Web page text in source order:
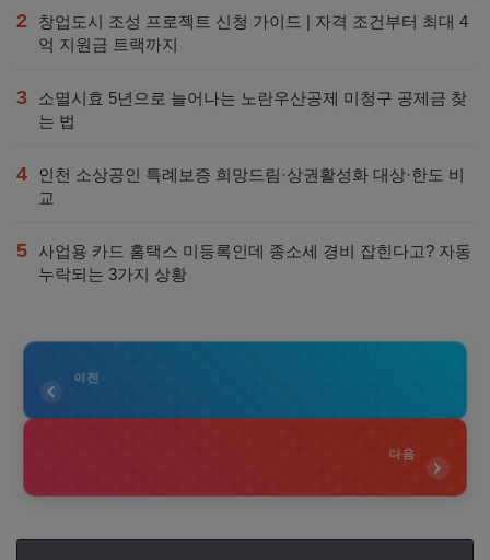
2
창업도시 조성 프로젝트 신청 가이드 | 자격 조건부터 최대 4
억 지원금 트랙까지
3
소멸시효 5년으로 늘어나는 노란우산공제 미청구 공제금 찾
는 법
4
인천 소상공인 특례보증 희망드림·상권활성화 대상·한도 비
교
5
사업용 카드 홈택스 미등록인데 종소세 경비 잡힌다고? 자동
누락되는 3가지 상황
이전
다음